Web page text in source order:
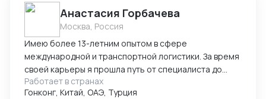
Анастасия Горбачева
Москва, Россия
Имею более 13-летним опытом в сфере
международной и транспортной логистики. За время
своей карьеры я прошла путь от специалиста до
директора по логистике, успешно управляя
сложными проектами, выводя компании на новые
Работает в странах
Гонконг, Китай, ОАЭ, Турция